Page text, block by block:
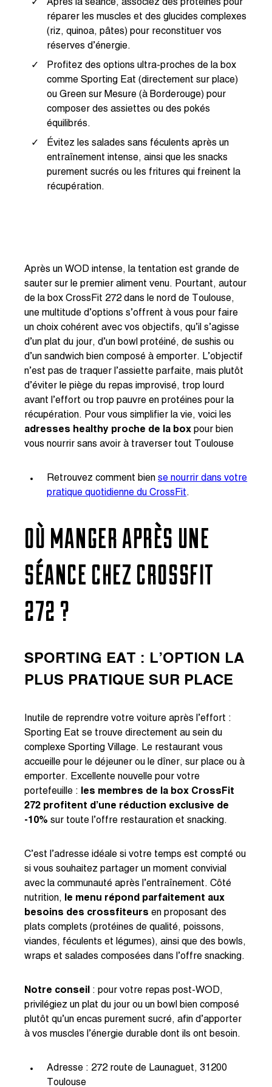
Après la séance, associez des protéines pour
réparer les muscles et des glucides complexes
(riz, quinoa, pâtes) pour reconstituer vos
réserves d’énergie.
Profitez des options ultra-proches de la box
comme Sporting Eat (directement sur place)
ou Green sur Mesure (à Borderouge) pour
composer des assiettes ou des pokés
équilibrés.
Évitez les salades sans féculents après un
entraînement intense, ainsi que les snacks
purement sucrés ou les fritures qui freinent la
récupération.
Après un WOD intense, la tentation est grande de
sauter sur le premier aliment venu. Pourtant, autour
de la box CrossFit 272 dans le nord de Toulouse,
une multitude d’options s’offrent à vous pour faire
un choix cohérent avec vos objectifs, qu’il s’agisse
d’un plat du jour, d’un bowl protéiné, de sushis ou
d’un sandwich bien composé à emporter. L’objectif
n’est pas de traquer l’assiette parfaite, mais plutôt
d’éviter le piège du repas improvisé, trop lourd
avant l’effort ou trop pauvre en protéines pour la
récupération. Pour vous simplifier la vie, voici les
adresses healthy proche de la box pour bien
vous nourrir sans avoir à traverser tout Toulouse
Retrouvez comment biense nourrir dans votre
pratique quotidienne du CrossFit.
OÙ MANGER APRÈS UNE
SÉANCE CHEZ CROSSFIT
272 ?
SPORTING EAT : L’OPTION LA
PLUS PRATIQUE SUR PLACE
Inutile de reprendre votre voiture après l’effort :
Sporting Eat se trouve directement au sein du
complexe Sporting Village. Le restaurant vous
accueille pour le déjeuner ou le dîner, sur place ou à
emporter. Excellente nouvelle pour votre
portefeuille :
les membres de la box CrossFit
272 profitent d’une réduction exclusive de
-10% sur toute l’offre restauration et snacking.
C’est l’adresse idéale si votre temps est compté ou
si vous souhaitez partager un moment convivial
avec la communauté après l’entraînement. Côté
nutrition,
le menu répond parfaitement aux
besoins des crossfiteurs en proposant des
plats complets (protéines de qualité, poissons,
viandes, féculents et légumes), ainsi que des bowls,
wraps et salades composées dans l’offre snacking.
Notre conseil
: pour votre repas post-WOD,
privilégiez un plat du jour ou un bowl bien composé
plutôt qu’un encas purement sucré, afin d’apporter
à vos muscles l’énergie durable dont ils ont besoin.
Adresse : 272 route de Launaguet, 31200
Toulouse